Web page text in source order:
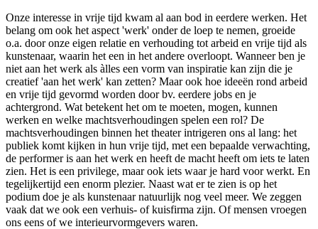
Onze interesse in vrije tijd kwam al aan bod in eerdere werken. Het
belang om ook het aspect 'werk' onder de loep te nemen, groeide
o.a. door onze eigen relatie en verhouding tot arbeid en vrije tijd als
kunstenaar, waarin het een in het andere overloopt. Wanneer ben je
niet aan het werk als àlles een vorm van inspiratie kan zijn die je
creatief 'aan het werk' kan zetten? Maar ook hoe ideeën rond arbeid
en vrije tijd gevormd worden door bv. eerdere jobs en je
achtergrond. Wat betekent het om te moeten, mogen, kunnen
werken en welke machtsverhoudingen spelen een rol? De
machtsverhoudingen binnen het theater intrigeren ons al lang: het
publiek komt kijken in hun vrije tijd, met een bepaalde verwachting,
de performer is aan het werk en heeft de macht heeft om iets te laten
zien. Het is een privilege, maar ook iets waar je hard voor werkt. En
tegelijkertijd een enorm plezier. Naast wat er te zien is op het
podium doe je als kunstenaar natuurlijk nog veel meer. We zeggen
vaak dat we ook een verhuis- of kuisfirma zijn. Of mensen vroegen
ons eens of we interieurvormgevers waren.